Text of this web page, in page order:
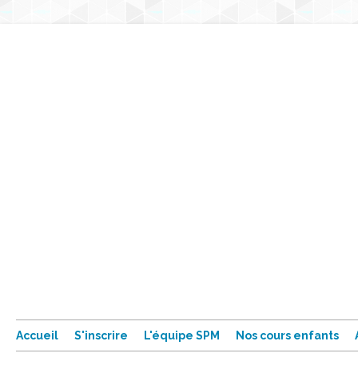
Accueil S'inscrire L'équipe SPM Nos cours enfants